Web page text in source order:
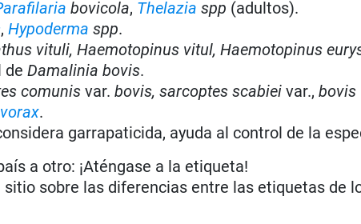
bovicola, Thelazia spp (adultos).
,Hypoderma spp.
vituli, Haemotopinus vitul, Haemotopinus
deDamalinia bovis.
comunisvar. bovis, sarcoptes scabieivar., bovis
.
garrapaticida, ayuda al control de la
a otro: ¡Aténgase a la etiqueta!
sobre las diferencias entre las etiquetas de